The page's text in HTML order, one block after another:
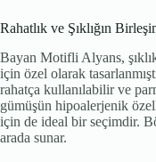
Rahatlık ve Şıklığın
Bayan Motifli Alyans,
için özel olarak
rahatça kullanılabilir ve
gümüşün hipoalerjenik
için de ideal bir seçimdir.
arada sunar.